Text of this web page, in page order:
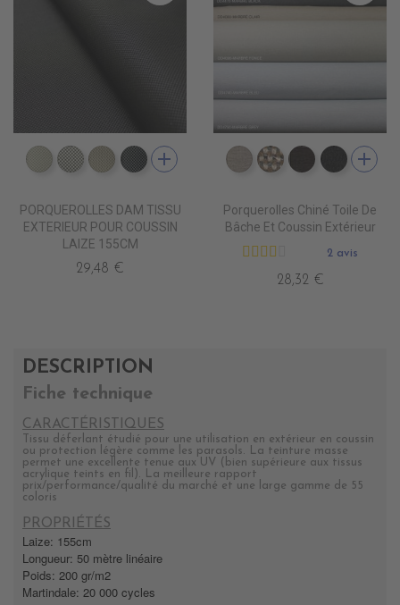
DD5500 BLANC INFINI
DD5501 BLANC D'ARGENT
DD5502 ZEPHIR
DD5503 SMOKY
add
PORQUEROLLES DAM TISSU
EXTERIEUR POUR COUSSIN
LAIZE 155CM
29,48 €
DD4080 MARBRE
DD4090 MARBRE
DD4220DD4470
add
Porquerolles Chiné Toile De
Bâche Et Coussin Extérieur
2 avis
28,32 €
DESCRIPTION
Fiche technique
CARACTÉRISTIQUES
Tissu déferlant étudié pour une utilisation en extérieur en coussin
ou protection légère comme les parasols. La teinture masse
permet une excellente tenue aux UV (bien supérieure aux tissus
acrylique teints en fil). La meilleure rapport
prix/performance/qualité du marché et une large gamme de 55
coloris
PROPRIÉTÉS
Laize: 155cm
Longueur: 50 mètre linéaire
Poids: 200 gr/m2
Martindale: 20 000 cycles